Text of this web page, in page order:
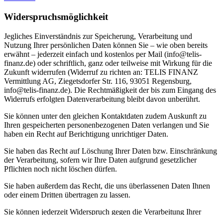
Widerspruchsmöglichkeit
Jegliches Einverständnis zur Speicherung, Verarbeitung und
Nutzung Ihrer persönlichen Daten können Sie – wie oben bereits
erwähnt – jederzeit einfach und kostenlos per Mail (info@telis-
finanz.de) oder schriftlich, ganz oder teilweise mit Wirkung für die
Zukunft widerrufen (Widerruf zu richten an: TELIS FINANZ
Vermittlung AG, Ziegetsdorfer Str. 116, 93051 Regensburg,
info@telis-finanz.de). Die Rechtmäßigkeit der bis zum Eingang des
Widerrufs erfolgten Datenverarbeitung bleibt davon unberührt.
Sie können unter den gleichen Kontaktdaten zudem Auskunft zu
Ihren gespeicherten personenbezogenen Daten verlangen und Sie
haben ein Recht auf Berichtigung unrichtiger Daten.
Sie haben das Recht auf Löschung Ihrer Daten bzw. Einschränkung
der Verarbeitung, sofern wir Ihre Daten aufgrund gesetzlicher
Pflichten noch nicht löschen dürfen.
Sie haben außerdem das Recht, die uns überlassenen Daten Ihnen
oder einem Dritten übertragen zu lassen.
Sie können jederzeit Widerspruch gegen die Verarbeitung Ihrer